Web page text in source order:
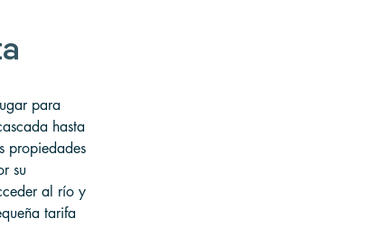
para
hasta
propiedades
su
al río y
tarifa